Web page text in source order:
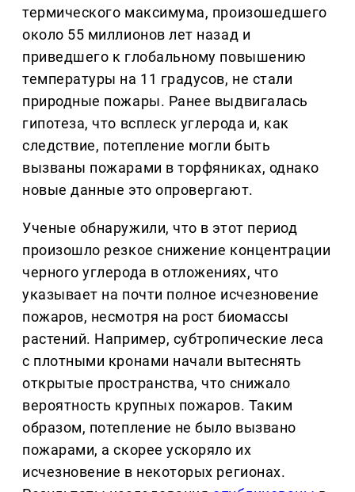
термического максимума, произошедшего
около 55 миллионов лет назад и
приведшего к глобальному повышению
температуры на 11 градусов, не стали
природные пожары. Ранее выдвигалась
гипотеза, что всплеск углерода и, как
следствие, потепление могли быть
вызваны пожарами в торфяниках, однако
новые данные это опровергают.
Ученые обнаружили, что в этот период
произошло резкое снижение концентрации
черного углерода в отложениях, что
указывает на почти полное исчезновение
пожаров, несмотря на рост биомассы
растений. Например, субтропические леса
с плотными кронами начали вытеснять
открытые пространства, что снижало
вероятность крупных пожаров. Таким
образом, потепление не было вызвано
пожарами, а скорее ускоряло их
исчезновение в некоторых регионах.